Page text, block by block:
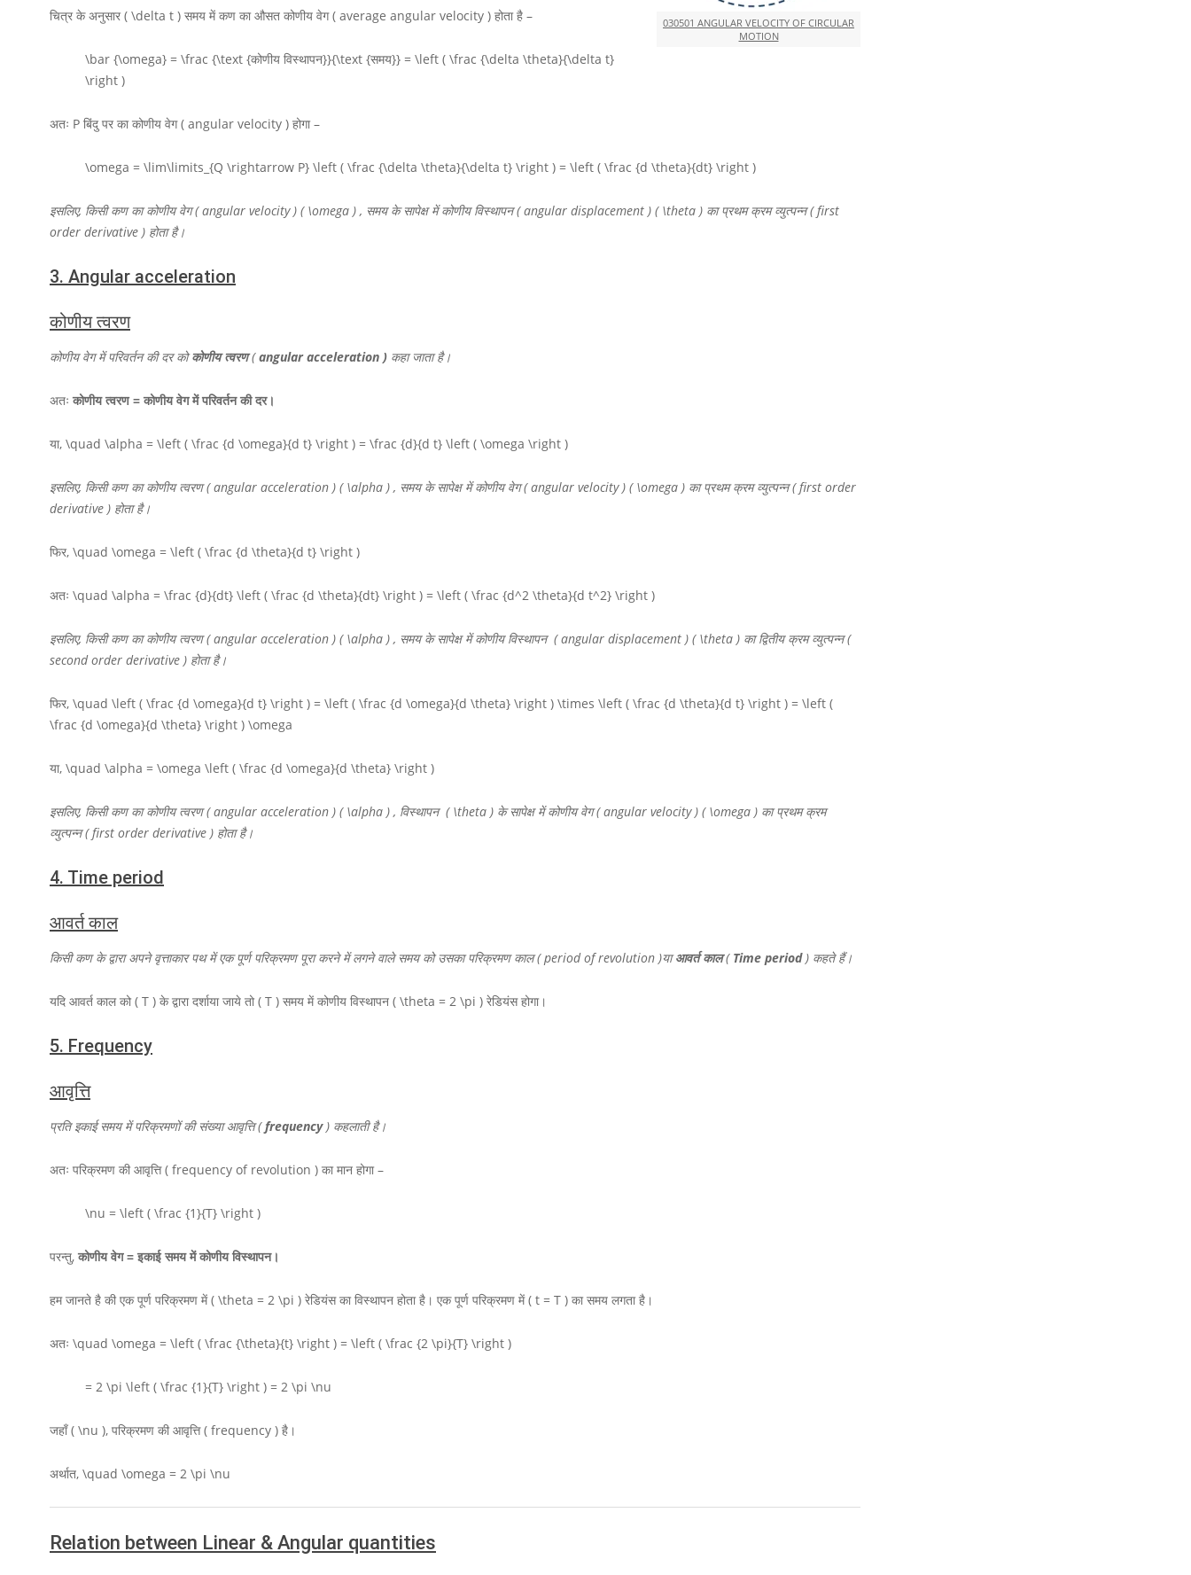
030501 ANGULAR VELOCITY OF CIRCULAR
MOTION
चित्र के अनुसार ( \delta t ) समय में कण का औसत कोणीय वेग ( average angular velocity ) होता है –
\bar {\omega} = \frac {\text {कोणीय विस्थापन}}{\text {समय}} = \left ( \frac {\delta \theta}{\delta t}
\right )
अतः P बिंदु पर का कोणीय वेग ( angular velocity ) होगा –
\omega = \lim\limits_{Q \rightarrow P} \left ( \frac {\delta \theta}{\delta t} \right ) = \left ( \frac {d \theta}{dt} \right )
इसलिए, किसी कण का कोणीय वेग ( angular velocity ) ( \omega ) , समय के सापेक्ष में कोणीय विस्थापन ( angular displacement ) ( \theta ) का प्रथम क्रम व्युत्पन्न ( first
order derivative ) होता है।
3. Angular acceleration
कोणीय त्वरण
कोणीय वेग में परिवर्तन की दर कोकोणीय त्वरण(angular acceleration ) कहा जाता है।
अतः कोणीय त्वरण = कोणीय वेग में परिवर्तन की दर।
या, \quad \alpha = \left ( \frac {d \omega}{d t} \right ) = \frac {d}{d t} \left ( \omega \right )
इसलिए, किसी कण का कोणीय त्वरण ( angular acceleration ) ( \alpha ) , समय के सापेक्ष में कोणीय वेग ( angular velocity ) ( \omega ) का प्रथम क्रम व्युत्पन्न ( first order
derivative ) होता है।
फिर, \quad \omega = \left ( \frac {d \theta}{d t} \right )
अतः \quad \alpha = \frac {d}{dt} \left ( \frac {d \theta}{dt} \right ) = \left ( \frac {d^2 \theta}{d t^2} \right )
इसलिए, किसी कण का कोणीय त्वरण ( angular acceleration ) ( \alpha ) , समय के सापेक्ष में कोणीय विस्थापन ( angular displacement ) ( \theta ) का द्वितीय क्रम व्युत्पन्न (
second order derivative ) होता है।
फिर, \quad \left ( \frac {d \omega}{d t} \right ) = \left ( \frac {d \omega}{d \theta} \right ) \times \left ( \frac {d \theta}{d t} \right ) = \left (
\frac {d \omega}{d \theta} \right ) \omega
या, \quad \alpha = \omega \left ( \frac {d \omega}{d \theta} \right )
इसलिए, किसी कण का कोणीय त्वरण ( angular acceleration ) ( \alpha ) , विस्थापन ( \theta ) के सापेक्ष में कोणीय वेग ( angular velocity ) ( \omega ) का प्रथम क्रम
व्युत्पन्न ( first order derivative ) होता है।
4. Time period
आवर्त काल
किसी कण के द्वारा अपने वृत्ताकार पथ में एक पूर्ण परिक्रमण पूरा करने में लगने वाले समय को उसका परिक्रमण काल ( period of revolution )याआवर्त काल( Time period) कहते हैं।
यदि आवर्त काल को( T ) के द्वारा दर्शाया जाये तो( T ) समय में कोणीय विस्थापन ( \theta = 2 \pi ) रेडियंस होगा।
5. Frequency
आवृत्ति
प्रति इकाई समय में परिक्रमणों की संख्या आवृत्ति (frequency) कहलाती है।
अतः परिक्रमण की आवृत्ति ( frequency of revolution ) का मान होगा –
\nu = \left ( \frac {1}{T} \right )
परन्तु, कोणीय वेग = इकाई समय में कोणीय विस्थापन।
हम जानते है की एक पूर्ण परिक्रमण में( \theta = 2 \pi ) रेडियंस का विस्थापन होता है। एक पूर्ण परिक्रमण में( t = T ) का समय लगता है।
अतः \quad \omega = \left ( \frac {\theta}{t} \right ) = \left ( \frac {2 \pi}{T} \right )
= 2 \pi \left ( \frac {1}{T} \right ) = 2 \pi \nu
जहाँ( \nu ), परिक्रमण की आवृत्ति ( frequency ) है।
अर्थात, \quad \omega = 2 \pi \nu
Relation between Linear & Angular quantities